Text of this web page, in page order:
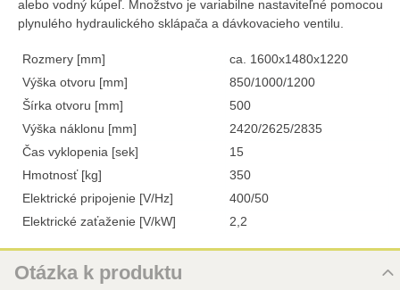
alebo vodný kúpeľ. Množstvo je variabilne nastaviteľné pomocou
plynulého hydraulického sklápača a dávkovacieho ventilu.
Rozmery [mm]
ca. 1600x1480x1220
Výška otvoru [mm]
850/1000/1200
Šírka otvoru [mm]
500
Výška náklonu [mm]
2420/2625/2835
Čas vyklopenia [sek]
15
Hmotnosť [kg]
350
Elektrické pripojenie [V/Hz]
400/50
Elektrické zaťaženie [V/kW]
2,2
Otázka k produktu